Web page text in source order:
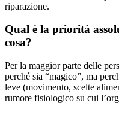
riparazione.
Qual è la priorità
cosa?
Per la maggior parte delle
perché sia “magico”, ma
leve (movimento, scelte
rumore fisiologico su cui